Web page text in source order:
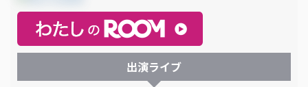
出演ライブ